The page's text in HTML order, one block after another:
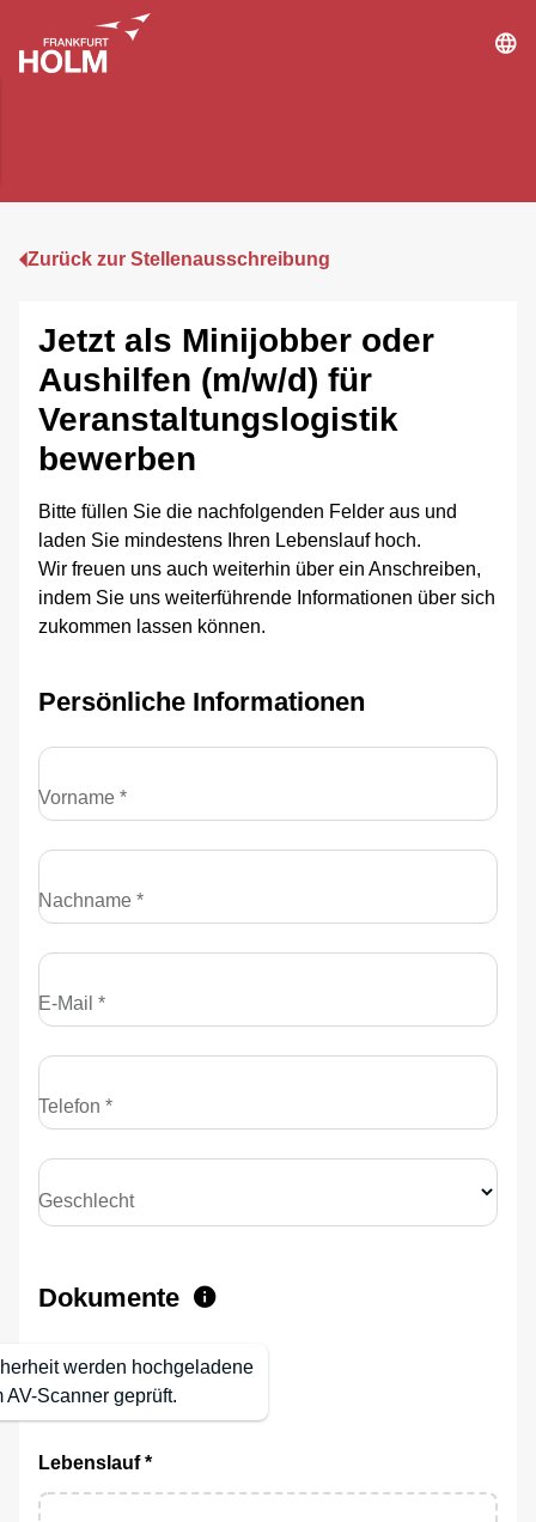
Zurück zur Stellenausschreibung
Jetzt als Minijobber oder
Aushilfen (m/w/d) für
Veranstaltungslogistik
bewerben
Bitte füllen Sie die nachfolgenden Felder aus und
laden Sie mindestens Ihren Lebenslauf hoch.
Wir freuen uns auch weiterhin über ein Anschreiben,
indem Sie uns weiterführende Informationen über sich
zukommen lassen können.
Persönliche Informationen
Vorname *
Nachname *
E-Mail *
Telefon *
Geschlecht
Dokumente
werden hochgeladene
Scanner geprüft.
Lebenslauf *